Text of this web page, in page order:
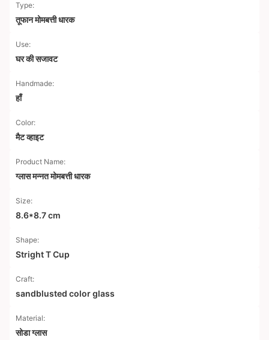
Type:
तूफान मोमबत्ती धारक
Use:
घर की सजावट
Handmade:
हाँ
Color:
मैट व्हाइट
Product Name:
ग्लास मन्नत मोमबत्ती धारक
Size:
8.6*8.7 cm
Shape:
Stright T Cup
Craft:
sandblusted color glass
Material:
सोडा ग्लास